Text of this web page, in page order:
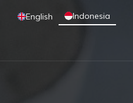
English Indonesia